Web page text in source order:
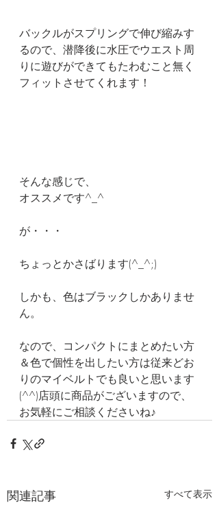
バックルがスプリングで伸び縮みす
るので、潜降後に水圧でウエスト周
りに遊びができてもたわむこと無く
フィットさせてくれます！
そんな感じで、
オススメです^_^
が・・・
ちょっとかさばります(^_^;)
しかも、色はブラックしかありませ
ん。
なので、コンパクトにまとめたい方
＆色で個性を出したい方は従来どお
りのマイベルトでも良いと思います
(^^)店頭に商品がございますので、
お気軽にご相談くださいね♪
関連記事 すべて表示